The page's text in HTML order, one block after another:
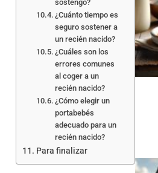
sostengo?
¿Cuánto tiempo es
seguro sostener a
un recién nacido?
¿Cuáles son los
errores comunes
al coger a un
recién nacido?
¿Cómo elegir un
portabebés
adecuado para un
recién nacido?
Para finalizar